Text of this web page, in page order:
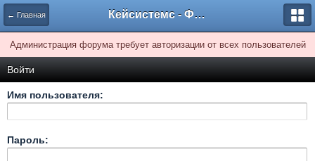
← Главная Кейсистемс - Форумы
Администрация форума требует авторизации от всех пользователей
Войти
Имя пользователя:
Пароль: